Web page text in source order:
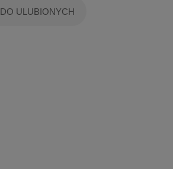
DO ULUBIONYCH